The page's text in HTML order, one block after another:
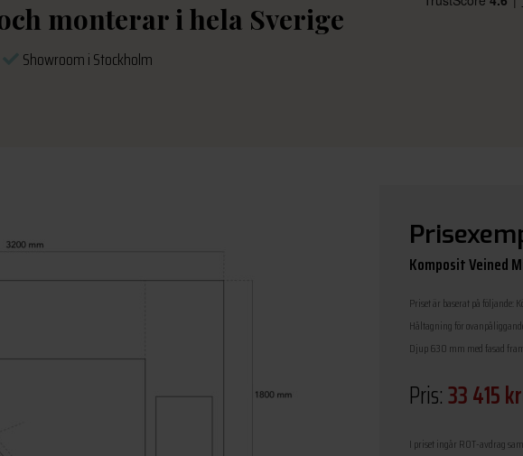
monterar i hela Sverige
Showroom i Stockholm
Komposit Veined
Priset är baserat på
Håltagning för
Djup 630 mm med fasad
Pris:33 415
I priset ingår ROT-avdrag